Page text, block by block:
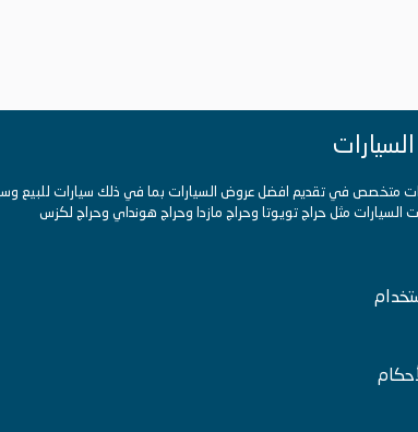
متخصص في تقديم افضل عروض السيارات بما في ذلك سيارات للبيع
السيارات مثل حراج تويوتا وحراج مازدا وحراج هونداي وحراج لكزس